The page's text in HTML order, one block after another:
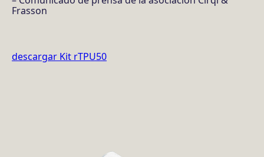
Frasson
descargar Kit rTPU50